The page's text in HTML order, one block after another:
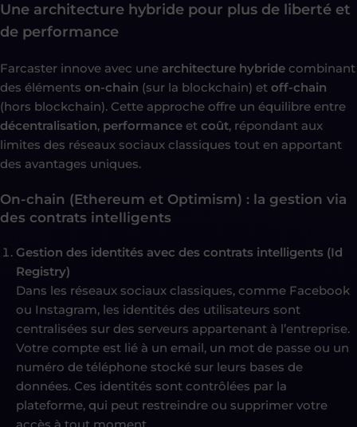
Une architecture hybride pour plus de liberté et
de performance
Farcaster innove avec une architecture hybride combinant
des éléments on-chain (sur la blockchain) et off-chain
(hors blockchain). Cette approche offre un équilibre entre
décentralisation, performance et coût, répondant aux
limites des réseaux sociaux classiques tout en apportant
des avantages uniques.
On-chain (Ethereum et Optimism) : la gestion via
des contrats intelligents
Gestion des identités avec des contrats intelligents (Id
Registry)
Dans les réseaux sociaux classiques, comme Facebook
ou Instagram, les identités des utilisateurs sont
centralisées sur des serveurs appartenant à l’entreprise.
Votre compte est lié à un email, un mot de passe ou un
numéro de téléphone stocké sur leurs bases de
données. Ces identités sont contrôlées par la
plateforme, qui peut restreindre ou supprimer votre